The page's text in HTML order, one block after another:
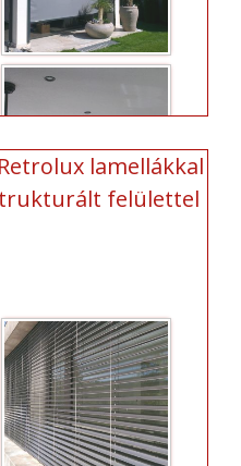
lamellákkal
felülettel